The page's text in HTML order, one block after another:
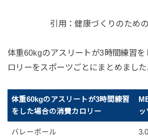
引用：健康づくりのため
体重60kgのアスリートが3時間練習を
ロリーをスポーツごとにまとめました
体重60kgのアスリートが3時間練習
をした場合の消費カロリー
ッ
バレーボール 3.0